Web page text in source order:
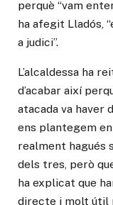
perquè “vam
ha afegit Lladós,
a judici”.
L’alcaldessa ha
d’acabar així
atacada va haver
ens plantegem
realment hagués
dels tres, però
ha explicat que
directe i molt útil